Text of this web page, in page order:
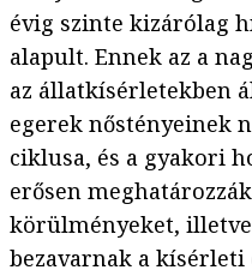
évig szinte kizárólag
alapult. Ennek az a
az állatkísérletekben
egerek nőstényeinek
ciklusa, és a gyakori
erősen
körülményeket,
bezavarnak a kísérleti